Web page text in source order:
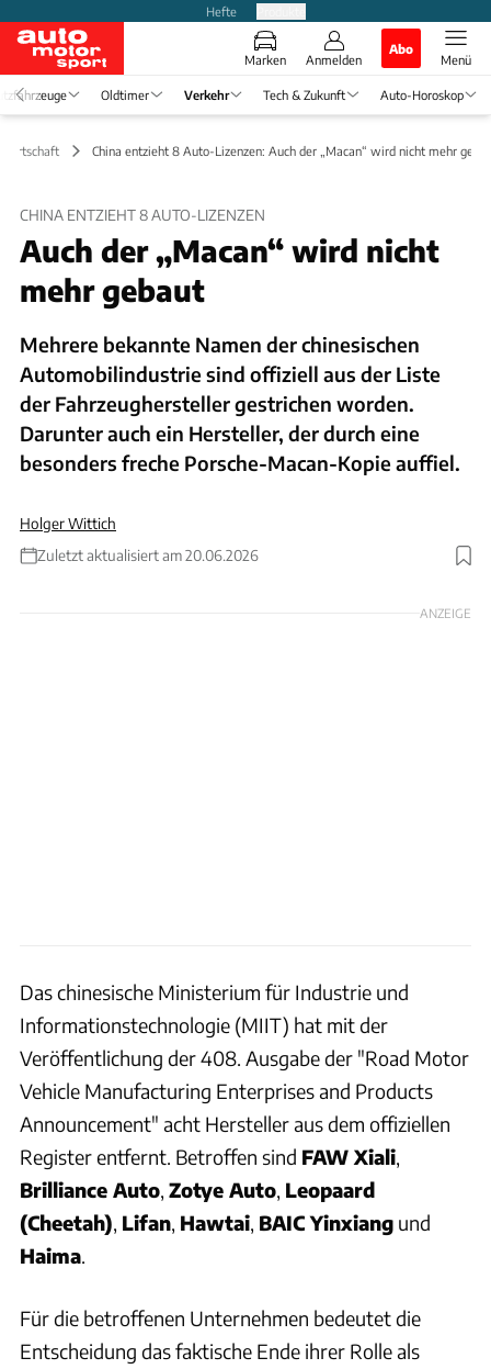
Hefte
Marken Anmelden
Abo
Menü
Oldtimer Verkehr Tech & Zukunft Auto-Horoskop
China entzieht 8 Auto-Lizenzen: Auch der „Macan“ wird nicht mehr
CHINA ENTZIEHT 8 AUTO-LIZENZEN
Auch der „Macan“ wird nicht
mehr gebaut
Mehrere bekannte Namen der chinesischen
Automobilindustrie sind offiziell aus der Liste
der Fahrzeughersteller gestrichen worden.
Darunter auch ein Hersteller, der durch eine
besonders freche Porsche-Macan-Kopie auffiel.
Holger Wittich
Zuletzt aktualisiert am 20.06.2026
Foto: JOHANNES EISELE via Getty Images
ANZEIGE
Das chinesische Ministerium für Industrie und
Informationstechnologie (MIIT) hat mit der
Veröffentlichung der 408. Ausgabe der "Road Motor
Vehicle Manufacturing Enterprises and Products
Announcement" acht Hersteller aus dem offiziellen
Register entfernt. Betroffen sind FAW Xiali,
Brilliance Auto, Zotye Auto, Leopaard
(Cheetah), Lifan, Hawtai, BAIC Yinxiang und
Haima.
Für die betroffenen Unternehmen bedeutet die
Entscheidung das faktische Ende ihrer Rolle als